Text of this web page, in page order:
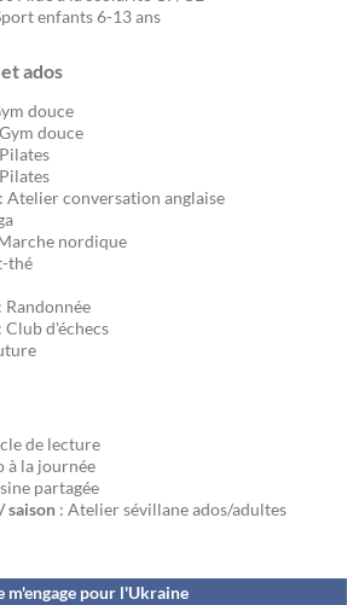
enfants 6-13 ans
ados
douce
douce
Atelier conversation anglaise
nordique
thé
Randonnée
d'échecs
de lecture
à la journée
partagée
saison : Atelier sévillane ados/adultes
m'engage pour l'Ukraine